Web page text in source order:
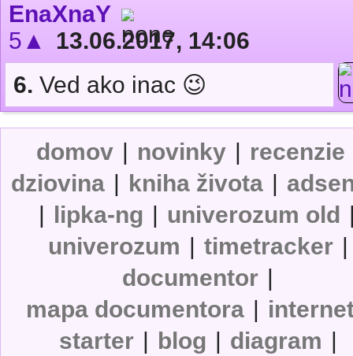
EnaXnaY
5▲
13.06.2017, 14:06
6. Ved ako inac 😉
domov | novinky | recenzie
dziovina | kniha života |
| lipka-ng | univerozum old
univerozum | timetracker |
documentor |
mapa documentora |
starter | blog | diagram |